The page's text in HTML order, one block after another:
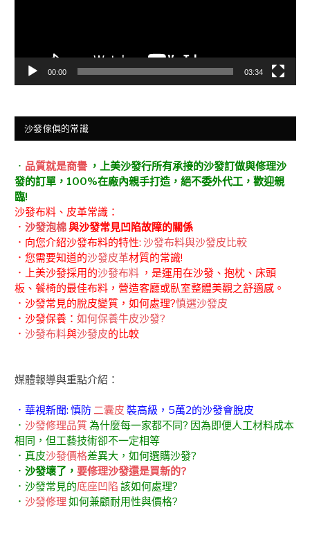
00:00 03:34
沙發傢俱的常識
． 品質就是商譽 ，上美沙發行所有承接的沙發訂做與修理沙
發的訂單，100%在廠內親手打造，絕不委外代工，歡迎親
臨!
沙發布料、皮革常識：
． 沙發泡棉與沙發常見凹陷故障的關係
．向您介紹沙發布料的特性: 沙發布料與沙發皮比較
．您需要知道的沙發皮革材質的常識!
．上美沙發採用的沙發布料 ，是運用在沙發、抱枕、床頭
板、餐椅的最佳布料，營造客廳或臥室整體美觀之舒適感。
．沙發常見的脫皮變質，如何處理?慎選沙發皮
．沙發保養： 如何保養牛皮沙發?
． 沙發布料與沙發皮的比較
媒體報導與重點介紹：
．華視新聞: 慎防 二囊皮 裝高級，5萬2的沙發會脫皮
． 沙發修理品質為什麼每一家都不同? 因為即便人工材料成本
相同，但工藝技術卻不一定相等
．真皮沙發價格差異大，如何選購沙發?
． 沙發壞了， 要修理沙發還是買新的?
．沙發常見的底座凹陷 該如何處理?
． 沙發修理 如何兼顧耐用性與價格?